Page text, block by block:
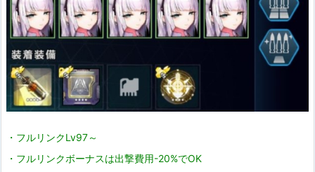
保護無視以外の
・フルリンクLv97～
・フルリンクボーナスは出撃費用-20%でOK